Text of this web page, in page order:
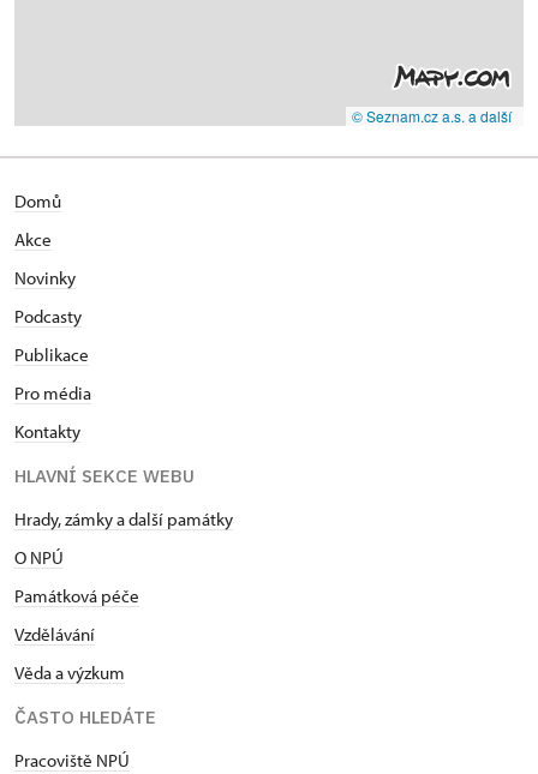
© Seznam.cz a.s. a další
Domů
Akce
Novinky
Podcasty
Publikace
Pro média
Kontakty
HLAVNÍ SEKCE WEBU
Hrady, zámky a další památky
O NPÚ
Památková péče
Vzdělávání
Věda a výzkum
ČASTO HLEDÁTE
Pracoviště NPÚ